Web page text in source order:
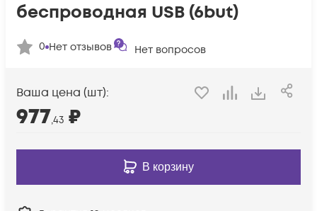
беспроводная USB (6but)
0 Нет отзывов Нет вопросов
Ваша цена (шт):
977,43 ₽
В корзину